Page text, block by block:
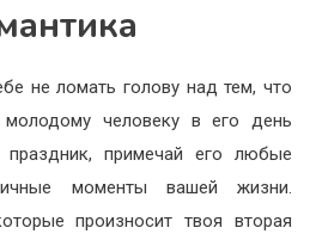
не ломать голову над тем, что
молодому человеку в его день
примечай его любые
моменты вашей жизни.
произносит твоя вторая